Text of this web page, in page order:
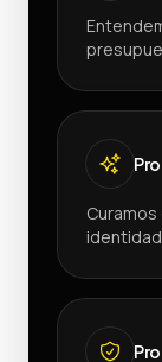
identidad.